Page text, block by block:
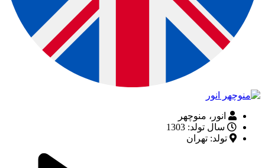
انور، منوچهر
سال تولد: 1303
تولد: تهران